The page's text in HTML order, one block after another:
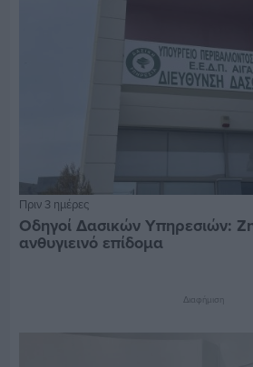
Πριν 3 ημέρες
Οδηγοί Δασικών Υπηρεσιών:
ανθυγιεινό επίδομα
Διαφήμιση